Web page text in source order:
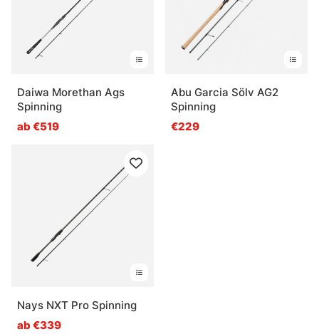
Daiwa Morethan Ags
Spinning
ab €519
Abu Garcia Sölv AG2
Spinning
€229
Nays NXT Pro Spinning
ab €339